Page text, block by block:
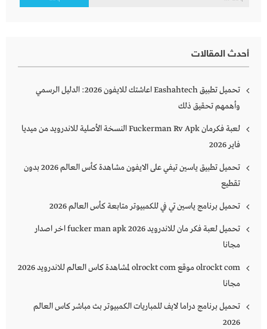
أحدث المقالات
تحميل تطبيق Eashahtech اعاشتك للايفون 2026: الدليل الرسمي
وأهمهم تحقيق ذلك
لعبة فكرمان Fuckerman Rv Apk النسخة الأصلية للاندرويد من ميديا
فاير 2026
تحميل تطبيق ياسين تيفي على الايفون مشاهدة كأس العالم 2026 بدون
تقطيع
تحميل برنامج ياسين تي في للكمبيوتر متابعة كأس العالم 2026
تحميل لعبة فكر مان للاندرويد 2026 fucker man apk اخر اصدار
مجانا
olrockt com موقع olrockt com لمشاهدة كاس العالم للاندرويد 2026
مجانا
تحميل برنامج دراما لايف للمباريات الكمبيوتر بث مباشر كاس العالم
2026